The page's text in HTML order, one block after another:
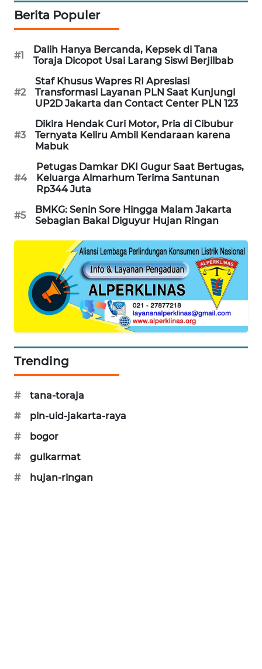
Berita Populer
#1
Dalih Hanya Bercanda, Kepsek di Tana
Toraja Dicopot Usai Larang Siswi Berjilbab
#2
Staf Khusus Wapres RI Apresiasi
Transformasi Layanan PLN Saat Kunjungi
UP2D Jakarta dan Contact Center PLN 123
#3
Dikira Hendak Curi Motor, Pria di Cibubur
Ternyata Keliru Ambil Kendaraan karena
Mabuk
#4
Petugas Damkar DKI Gugur Saat Bertugas,
Keluarga Almarhum Terima Santunan
Rp344 Juta
#5
BMKG: Senin Sore Hingga Malam Jakarta
Sebagian Bakal Diguyur Hujan Ringan
Trending
#
tana-toraja
#
pln-uid-jakarta-raya
#
bogor
#
gulkarmat
#
hujan-ringan
WAHANA
WAHANA
OTOMOTIF
HEALTH
DESA
WISATA
LAPAK
WAHANA
KONSUMEN
LISTRIK
KELISTRIKAN
ID
ID
NET